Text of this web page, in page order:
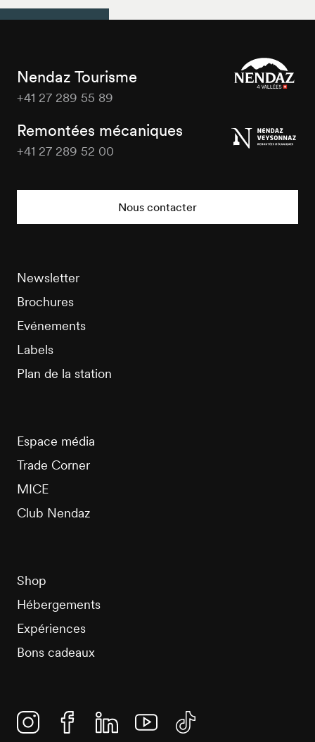
Nendaz Tourisme
+41 27 289 55 89
Remontées mécaniques
+41 27 289 52 00
Nous contacter
Newsletter
Brochures
Evénements
Labels
Plan de la station
Espace média
Trade Corner
MICE
Club Nendaz
Shop
Hébergements
Expériences
Bons cadeaux